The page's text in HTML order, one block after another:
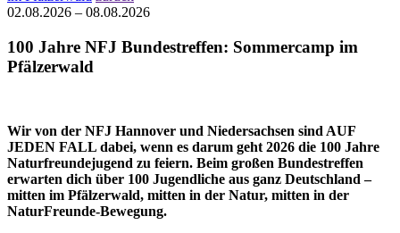
02.08.2026 – 08.08.2026
100 Jahre NFJ Bundestreffen: Sommercamp im
Pfälzerwald
Wir von der NFJ Hannover und Niedersachsen sind AUF
JEDEN FALL dabei, wenn es darum geht 2026 die 100 Jahre
Naturfreundejugend zu feiern. Beim großen Bundestreffen
erwarten dich über 100 Jugendliche aus ganz Deutschland –
mitten im Pfälzerwald, mitten in der Natur, mitten in der
NaturFreunde-Bewegung.